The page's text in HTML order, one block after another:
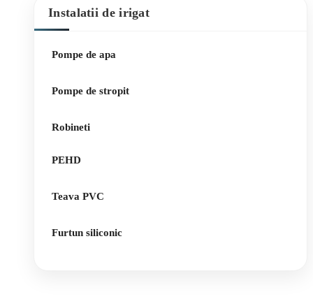
Instalatii de irigat
Pompe de apa
Pompe de stropit
Robineti
PEHD
Teava PVC
Furtun siliconic